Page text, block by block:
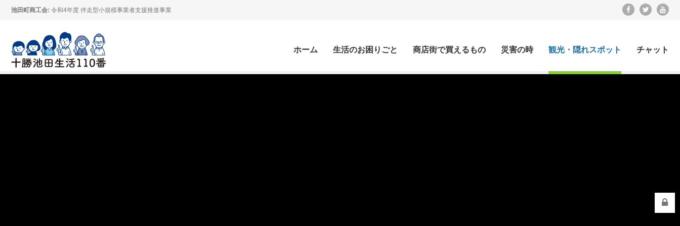
池田町商工会: 令和4年度 伴走型小規模事業者支援推進事業
ホーム 生活のお困りごと 商店街で買えるもの 災害の時 観光・隠れスポット チャット